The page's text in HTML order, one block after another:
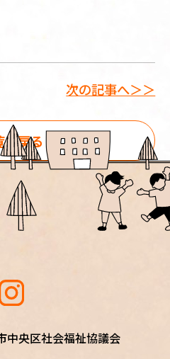
に戻る
次の記事へ＞＞
中央区社会福祉協議会